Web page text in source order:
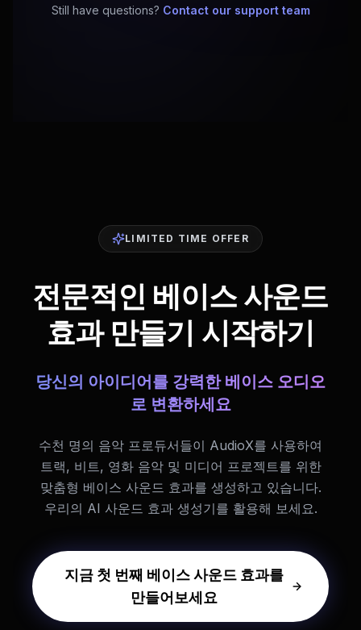
Still have questions? Contact our support team
LIMITED TIME OFFER
전문적인 베이스 사운드
효과 만들기 시작하기
당신의 아이디어를 강력한 베이스 오디오
로 변환하세요
수천 명의 음악 프로듀서들이 AudioX를 사용하여
트랙, 비트, 영화 음악 및 미디어 프로젝트를 위한
맞춤형 베이스 사운드 효과를 생성하고 있습니다.
우리의 AI 사운드 효과 생성기를 활용해 보세요.
지금 첫 번째 베이스 사운드 효과를
만들어보세요